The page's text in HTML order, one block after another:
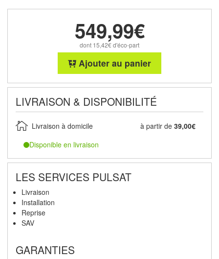
549,99€
dont 15,42€ d'éco-part
Ajouter au panier
LIVRAISON & DISPONIBILITÉ
Livraison à domicile à partir de 39,00€
Disponible en livraison
LES SERVICES PULSAT
Livraison
Installation
Reprise
SAV
GARANTIES